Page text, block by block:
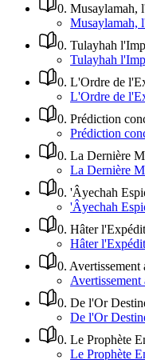
0. Musaylamah,
Musaylamah,
0. Tulayhah
Tulayhah
0. L'Ordre de
L'Ordre de
0. Prédiction
Prédiction
0. La Dernière
La Dernière
0. 'Âyechah
'Âyechah
0. Hâter
Hâter
0.
0. De l'Or
De l'Or
0. Le Prophète
Le Prophète